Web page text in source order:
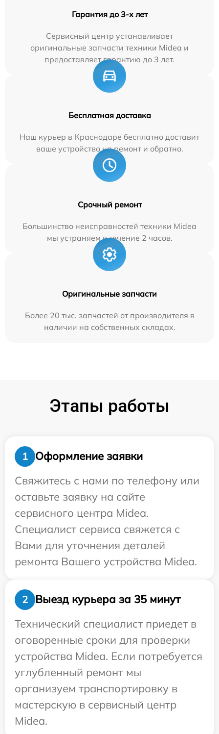
Гарантия до 3-х лет
Сервисный центр устанавливает
оригинальные запчасти техники Midea и
предоставляет гарантию до 3 лет.
Бесплатная доставка
Наш курьер в Краснодаре бесплатно доставит
ваше устройство на ремонт и обратно.
Срочный ремонт
Большинство неисправностей техники Midea
мы устраняем в течение 2 часов.
Оригинальные запчасти
Более 20 тыс. запчастей от производителя в
наличии на собственных складах.
Этапы работы
1
Оформление заявки
Свяжитесь с нами по телефону или
оставьте заявку на сайте
сервисного центра Midea.
Специалист сервиса свяжется с
Вами для уточнения деталей
ремонта Вашего устройства Midea.
2
Выезд курьера за 35 минут
Технический специалист приедет в
оговоренные сроки для проверки
устройства Midea. Если потребуется
углубленный ремонт мы
организуем транспортировку в
мастерскую в сервисный центр
Midea.